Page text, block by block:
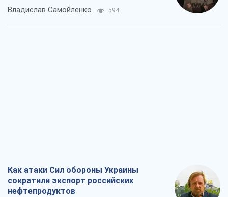
Владислав Самойленко 594
Как атаки Сил обороны Украины
сократили экспорт российских
нефтепродуктов